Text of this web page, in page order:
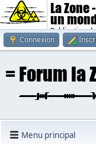
La Zone
un
Publication
Connexion
Menu principal